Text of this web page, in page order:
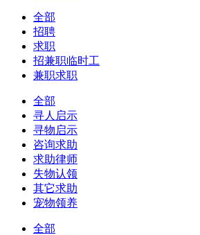
全部
招聘
求职
招兼职临时工
兼职求职
全部
寻人启示
寻物启示
咨询求助
求助律师
失物认领
其它求助
宠物领养
全部